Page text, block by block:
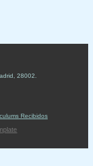
28002
Recibidos